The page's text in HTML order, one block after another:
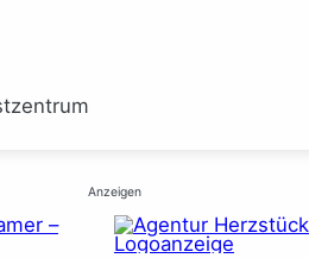
Anzeigen